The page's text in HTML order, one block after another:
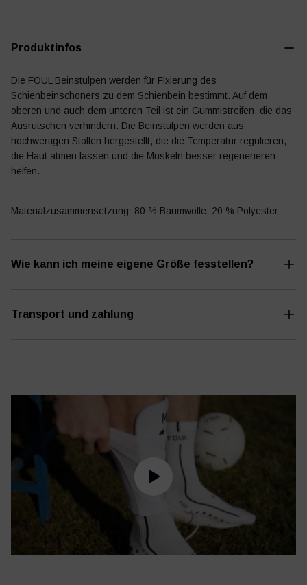
Produktinfos
Die FOUL Beinstulpen werden für Fixierung des
Schienbeinschoners zu dem Schienbein bestimmt. Auf dem
oberen und auch dem unteren Teil ist ein Gummistreifen, die das
Ausrutschen verhindern. Die Beinstulpen werden aus
hochwertigen Stoffen hergestellt, die die Temperatur regulieren,
die Haut atmen lassen und die Muskeln besser regenerieren
helfen.
Materialzusammensetzung: 80 % Baumwolle, 20 % Polyester
Wie kann ich meine eigene Größe fesstellen?
Transport und zahlung